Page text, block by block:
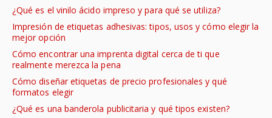
¿Qué es el vinilo ácido impreso y para qué se utiliza?
Impresión de etiquetas adhesivas: tipos, usos y cómo elegir la
mejor opción
Cómo encontrar una imprenta digital cerca de ti que
realmente merezca la pena
Cómo diseñar etiquetas de precio profesionales y qué
formatos elegir
¿Qué es una banderola publicitaria y qué tipos existen?